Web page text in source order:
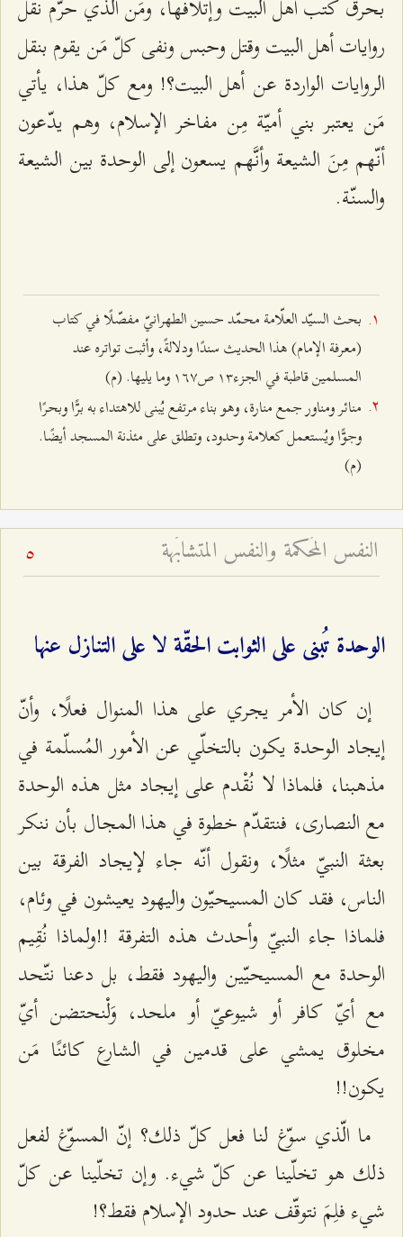
بحرق كتب أهل البيت وإتلافها، ومَن الّذي حرّم نقل
روايات أهل البيت وقتل وحبس ونفى كلّ مَن يقوم بنقل
الروايات الواردة عن أهل البيت؟! ومع كلّ هذا، يأتي
مَن يعتبر بني أميّة مِن مفاخر الإسلام، وهم يدّعون
أنّهم مِنَ الشيعة وأنَّهم يسعون إلى الوحدة بين الشيعة
والسنّة.
بحث السيّد العلّامة محمّد حسين الطهرانيّ مفصّلًا في كتاب
(معرفة الإمام) هذا الحديث سندًا ودلالةً، وأثبت تواتره عند
المسلمين قاطبة في الجزء۱٣ ص۱٦۷ وما يليها. (م)
منائر ومناور جمع منارة، وهو بناء مرتفع يُبنى للاهتداء به برًّا وبحرًا
وجوًّا ويُستعمل كعلامة وحدود، وتطلق على مئذنة المسجد أيضًا.
(م)
النفس المُحكمة والنفس المتشابَهة 5
الوحدة تُبنى على الثوابت الحقّة لا على التنازل عنها
إن كان الأمر يجري على هذا المنوال فعلًا، وأنّ
إيجاد الوحدة يكون بالتخلّي عن الأمور المُسلّمة في
مذهبنا، فلماذا لا نُقْدم على إيجاد مثل هذه الوحدة
مع النصارى، فنتقدّم خطوة في هذا المجال بأن ننكر
بعثة النبيّ مثلًا، ونقول أنّه جاء لإيجاد الفرقة بين
الناس، فقد كان المسيحيّون واليهود يعيشون في وئام،
فلماذا جاء النبيّ وأحدث هذه التفرقة !!ولماذا نُقِيم
الوحدة مع المسيحيّين واليهود فقط، بل دعنا نتّحد
مع أيّ كافر أو شيوعيّ أو ملحد، وَلْنحتضن أيّ
مخلوق يمشي على قدمين في الشارع كائنًا مَن
يكون!!
ما الّذي سوّغ لنا فعل كلّ ذلك؟ إنّ المسوّغ لفعل
ذلك هو تخلّينا عن كلّ شيء. وإن تخلّينا عن كلّ
شيء فلِمَ نتوقّف عند حدود الإسلام فقط؟!